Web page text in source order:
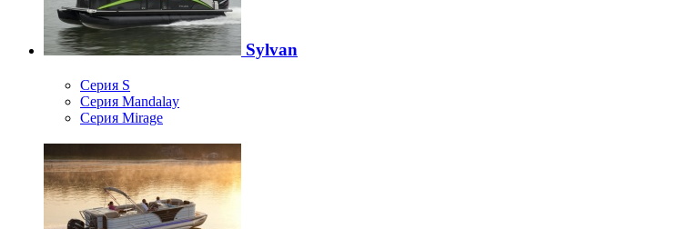
Sylvan
Серия S
Серия Mandalay
Серия Mirage